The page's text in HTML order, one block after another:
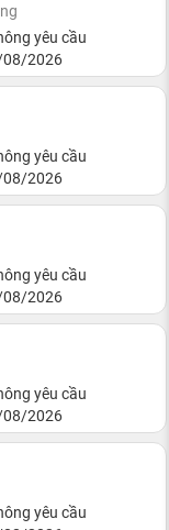
yêu cầu
2026
yêu cầu
2026
yêu cầu
2026
yêu cầu
2026
yêu cầu